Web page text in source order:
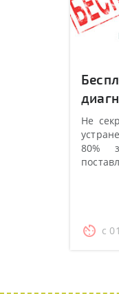
Не
80%
с